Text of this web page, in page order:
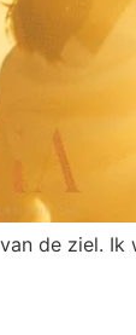
van de ziel.